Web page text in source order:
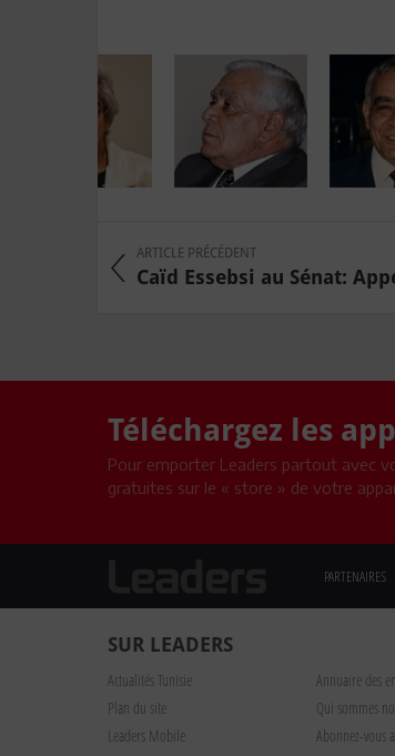
ARTICLE PRÉCÉDENT
Caïd Essebsi au Sénat:
Téléchargez les
Pour emporter Leaders partout avec
gratuites sur le « store » de votre
PARTENAIRES
SUR LEADERS
Actualités Tunisie Annuaire des
Plan du site
Qui sommes
Leaders Mobile
Abonnez-vous